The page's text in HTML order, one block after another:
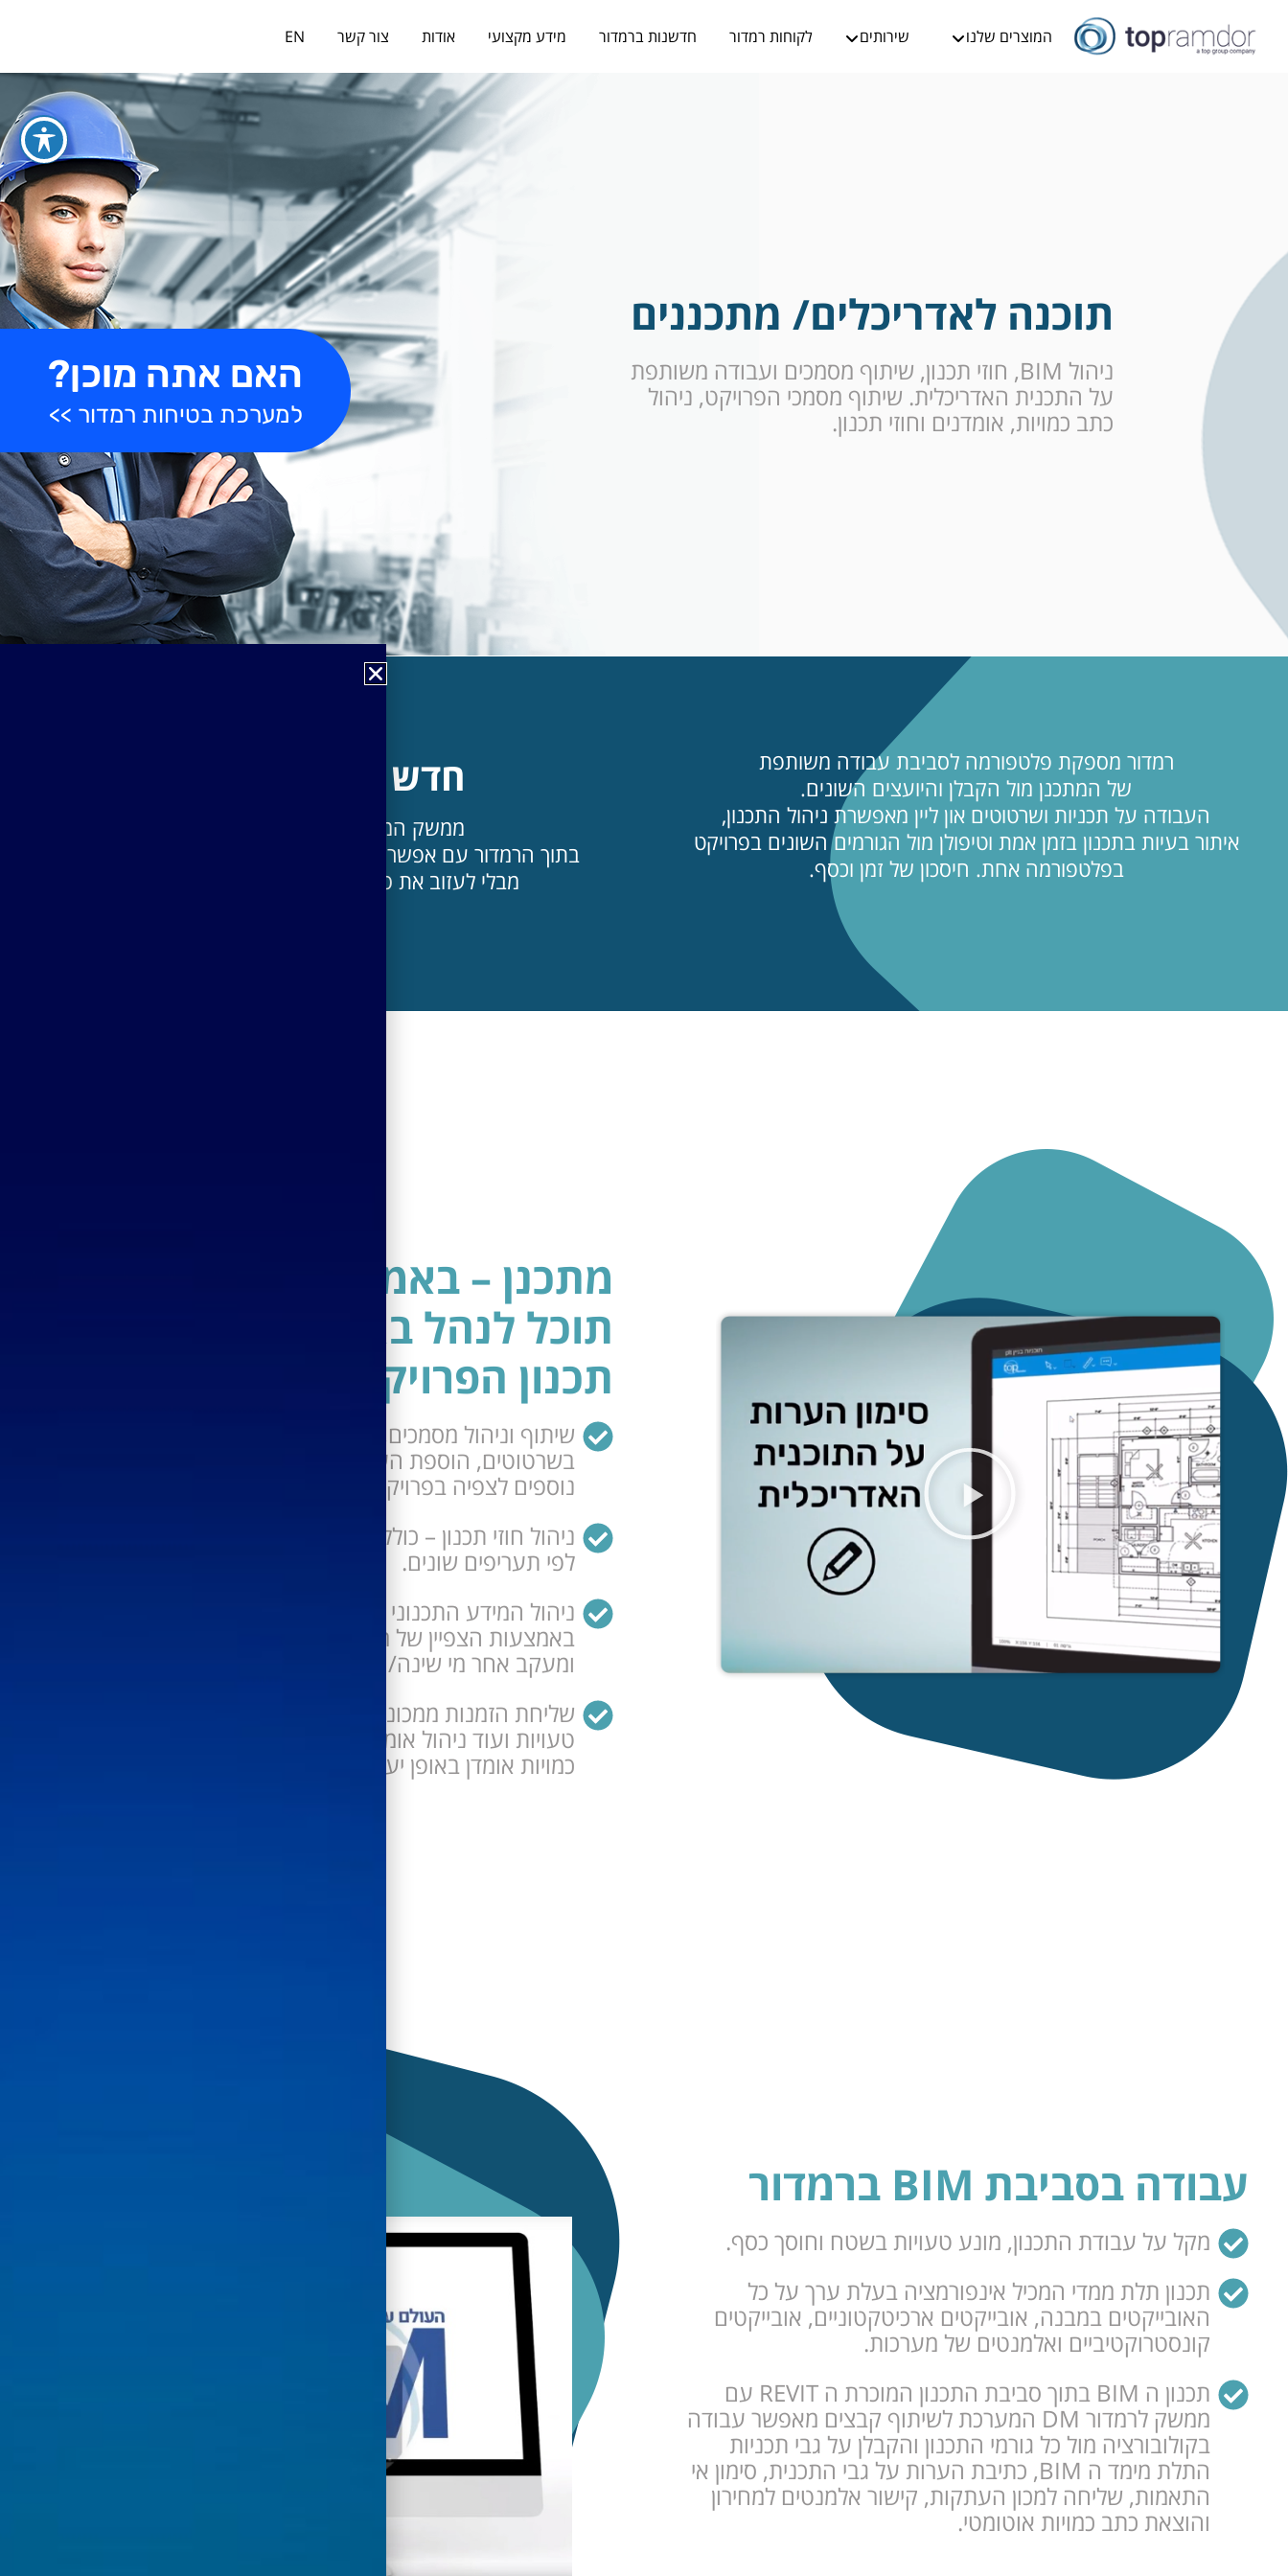
המוצרים שלנו שירותים לקוחות רמדור חדשנות ברמדור מידע מקצועי אודות צור קשר EN
תוכנה לאדריכלים/ מתכננים
ניהול BIM, חוזי תכנון, שיתוף מסמכים ועבודה משותפת
על התכנית האדריכלית. שיתוף מסמכי הפרויקט, ניהול
כתב כמויות, אומדנים וחוזי תכנון.
רמדור מספקת פלטפורמה לסביבת עבודה משותפת
של המתכנן מול הקבלן והיועצים השונים.
העבודה על תכניות ושרטוטים און ליין מאפשרת ניהול התכנון,
איתור בעיות בתכנון בזמן אמת וטיפולן מול הגורמים השונים בפרויקט
בפלטפורמה אחת. חיסכון של זמן וכסף.
חדש - רמדור BIM
ממשק המאפשר עבודה על ה BIM
בתוך הרמדור עם אפשרות הקולובורציה בין כל הגורמים בפרויקט
מבלי לעזוב את סביבת התכנון המוכרת ה REVIT.
מתכנן – באמצעות רמדור נט
תוכל לנהל באפקטיביות את
תכנון הפרויקט.
שיתוף וניהול מסמכים, תוכניות ושרטוטים בפרויקט – צפייה
בשרטוטים, הוספת הערות על שרטוט ושיתוף חברי צוות
נוספים לצפיה בפרויקט.
ניהול חוזי תכנון – כולל תמיכה במודולים של שכ"ט מתכננים
לפי תעריפים שונים.
ניהול המידע התכנוני על גבי התכנית האדריכלית און ליין
באמצעות הצפיין של רמדור - צפייה בלוג הפעילויות במערכת
ומעקב אחר מי שינה/ האיר או הוסיף פריטים לשרטוט.
שליחת הזמנות ממכוני העתקות כולל מחירון מובנה למניעת
טעויות ועוד ניהול אומדנים מבוסס מחירונים – לבניית כתב
כמויות אומדן באופן יעיל ומיידי!
עבודה בסביבת BIM ברמדור
מקל על עבודת התכנון, מונע טעויות בשטח וחוסך כסף.
תכנון תלת ממדי המכיל אינפורמציה בעלת ערך על כל
האובייקטים במבנה, אובייקטים ארכיטקטוניים, אובייקטים
קונסטרוקטיביים ואלמנטים של מערכות.
תכנון ה BIM בתוך סביבת התכנון המוכרת ה REVIT עם
ממשק לרמדור DM המערכת לשיתוף קבצים מאפשר עבודה
בקולובורציה מול כל גורמי התכנון והקבלן על גבי תכניות
התלת מימד ה BIM, כתיבת הערות על גבי התכנית, סימון אי
התאמות, שליחה למכון העתקות, קישור אלמנטים למחירון
והוצאת כתב כמויות אוטומטי.
האם אתה מוכן?
למערכת בטיחות רמדור >>